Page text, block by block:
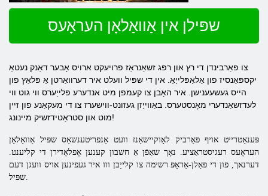
שפּילן אין אַוואַלאָן העראָעס
צו פאַרבינדן די רץ און רפּג זשאַנראַז פּרויעקט ארויס אָבער דאַנק נעטאַ
יקספּאַנסיז פון אַלאַפּלייַאַ. אין די שפּיל וועלט איר דערוואַרטן אַ פּלאַץ פון
הייס געשעענישן. איר האָבן צו קעמפן מיט אנדערע פּלייַערס ווי גוט ווי
לעדזשאַנדערי מאָנסטערס. באַווייַזן געזונט-ווישערז צו די מעקאַנע פון ​​זיין
מוט און סטראַטידזשיק מיינונג!
פּענאַטרייט אויף פאַרביק לאָוקיישאַנז וועט אַנפּריטענשאַס שפּיל אַוואַלאָן
העראָעס רעגיסטראַציע. נאָך שאַפֿן אַ חשבון קענען אָפּלאָדירן די קליענט.
דערנאך, פון די פאַלן-אַראָפּ רשימה צו קלייַבן ווו איר געפינען אויס וועגן דעם
שפּיל.